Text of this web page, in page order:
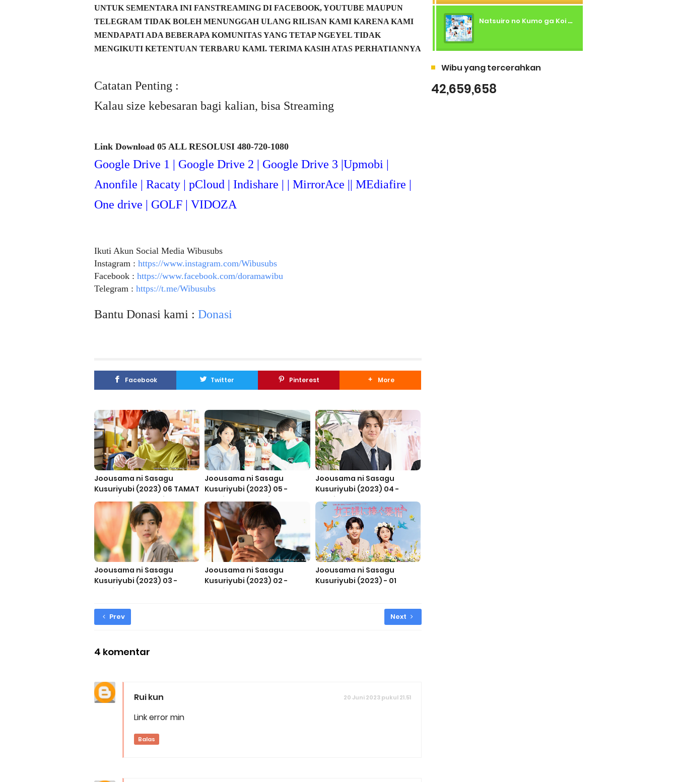
UNTUK SEMENTARA INI FANSTREAMING DI FACEBOOK, YOUTUBE MAUPUN
TELEGRAM TIDAK BOLEH MENUNGGAH ULANG RILISAN KAMI KARENA KAMI
MENDAPATI ADA BEBERAPA KOMUNITAS YANG TETAP NGEYEL TIDAK
MENGIKUTI KETENTUAN TERBARU KAMI. TERIMA KASIH ATAS PERHATIANNYA
Catatan Penting :
Kalau size kebesaran bagi kalian, bisa Streaming
Link Download 05 ALL RESOLUSI 480-720-1080
Google Drive 1 | Google Drive 2 | Google Drive 3 |Upmobi |
Anonfile | Racaty | pCloud | Indishare | | MirrorAce || MEdiafire |
One drive | GOLF | VIDOZA
Ikuti Akun Social Media Wibusubs
Instagram : https://www.instagram.com/Wibusubs
Facebook : https://www.facebook.com/doramawibu
Telegram : https://t.me/Wibusubs
Bantu Donasi kami : Donasi
Facebook Twitter Pinterest More
Joousama ni Sasagu
Kusuriyubi (2023) 06 TAMAT
- Subtitle Indonesia
Joousama ni Sasagu
Kusuriyubi (2023) 05 -
Subtitle Indonesia
Joousama ni Sasagu
Kusuriyubi (2023) 04 -
Subtitle Indonesia
Joousama ni Sasagu
Kusuriyubi (2023) 03 -
Subtitle Indonesia
Joousama ni Sasagu
Kusuriyubi (2023) 02 -
Subtitle Indonesia
Joousama ni Sasagu
Kusuriyubi (2023) - 01
Prev Next
4 komentar
Rui kun 20 Juni 2023 pukul 21.51
Link error min
Balas
Natsuiro no Kumo ga Koi to Arashi wo Makiokosu (2026) - 01 Subtitle Indonesia
Wibu yang tercerahkan
42,659,658